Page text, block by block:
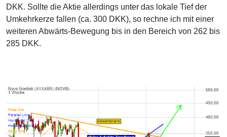
DKK. Sollte die Aktie allerdings unter das lokale Tief der
Umkehrkerze fallen (ca. 300 DKK), so rechne ich mit einer
weiteren Abwärts-Bewegung bis in den Bereich von 262 bis
285 DKK.